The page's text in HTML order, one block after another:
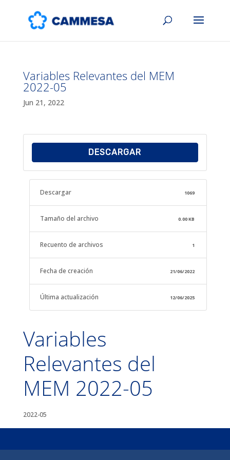
Variables Relevantes del MEM
2022-05
Jun 21, 2022
DESCARGAR
Descargar 1069
Tamaño del archivo 0.00 KB
Recuento de archivos 1
Fecha de creación 21/06/2022
Última actualización 12/06/2025
Variables
Relevantes del
MEM 2022-05
2022-05